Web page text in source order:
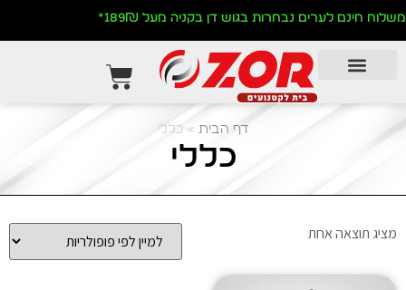
משלוח חינם לערים נבחרות בגוש דן בקניה מעל 189₪*
דף הבית » כללי
כללי
מציג תוצאה אחת